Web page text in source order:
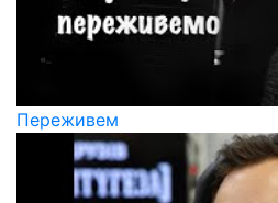
Переживем